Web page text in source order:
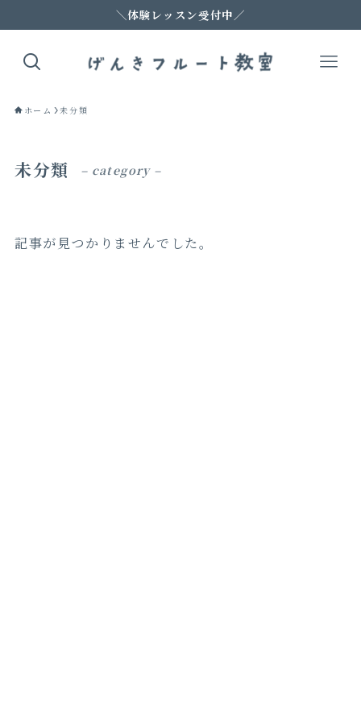
＼体験レッスン受付中／
ホーム 未分類
未分類 – category –
記事が見つかりませんでした。